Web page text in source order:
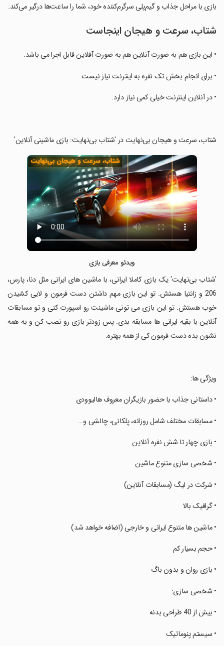
بازی با مراحل جذاب و گیم‌پلی سرگرم‌کننده خود، شما را ساعت‌ها درگیر می‌کند.
شتاب، سرعت و هیجان اینجاست
• این بازی هم به صورت آنلاین هم به صورت آفلاین قابل اجرا می باشد.
‏• برای انجام بخش تک نفره به اینترنت نیاز نیست.
‏• در آنلاین اینترنت خیلی کمی نیاز دارد.
‏شتاب، سرعت و هیجان بی‌نهایت در 'شتاب بی‌نهایت: بازی ماشینی آنلاین'
ویدئو معرفی بازی
‏'شتاب بی‌نهایت' یک بازی کاملا ایرانی، با ماشین های ایرانی مثل دنا، پارس،
206 و زانتیا هستش. تو این بازی مهم داشتن دست فرمون و لایی کشیدن
خوب هستش. تو این بازی می تونی ماشینت رو اسپورت کنی و تو مسابقات
آنلاین با بقیه ایرانی ها مسابقه بدی. پس زودتر بازی رو نصب کن و به همه
نشون بده دست فرمون کی از همه بهتره.
‏ویژگی ها:
‏• داستانی جذاب با حضور بازیگران معروف هالیوودی
‏• مسابقات مختلف شامل روزانه، پلکانی، چالشی و...
‏• بازی چهار تا شش نفره آنلاین
‏• شخصی سازی متنوع ماشین
‏• شرکت در لیگ (مسابقات آنلاین)
‏• گرافیک بالا
‏• ماشین ها متنوع ایرانی و خارجی (اضافه خواهد شد)
‏• حجم بسیار کم
‏• بازی روان و بدون باگ
‏• شخصی سازی:
‏• بیش از 40 طراحی بدنه
‏• سیستم پنوماتیک